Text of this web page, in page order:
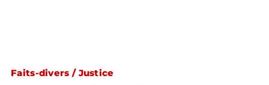
Faits-divers / Justice